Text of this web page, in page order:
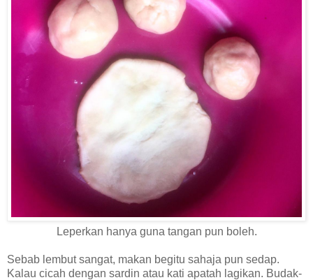
Leperkan hanya guna tangan pun boleh.
Sebab lembut sangat, makan begitu sahaja pun sedap.
Kalau cicah dengan sardin atau kati apatah lagikan. Budak-